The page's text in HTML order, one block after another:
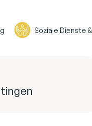
Soziale Dienste